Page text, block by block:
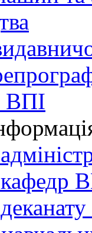
ВПІ